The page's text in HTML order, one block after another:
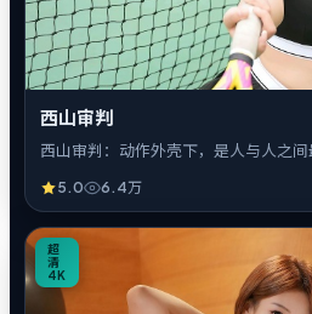
西山审判
西山审判：动作外壳下，是人与人之间
5.0 6.4万
超
清
4K